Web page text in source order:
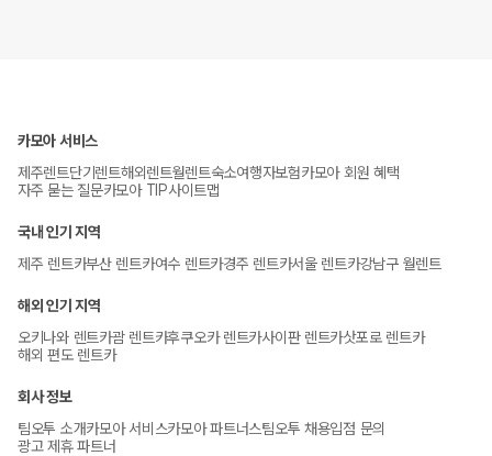
카모아 서비스
제주렌트단기렌트해외렌트월렌트숙소여행자보험카모아 회원 혜택
자주 묻는 질문카모아 TIP사이트맵
국내 인기 지역
제주 렌트카부산 렌트카여수 렌트카경주 렌트카서울 렌트카강남구 월렌트
해외 인기 지역
오키나와 렌트카괌 렌트카후쿠오카 렌트카사이판 렌트카삿포로 렌트카
해외 편도 렌트카
회사 정보
팀오투 소개카모아 서비스카모아 파트너스팀오투 채용입점 문의
광고 제휴 파트너